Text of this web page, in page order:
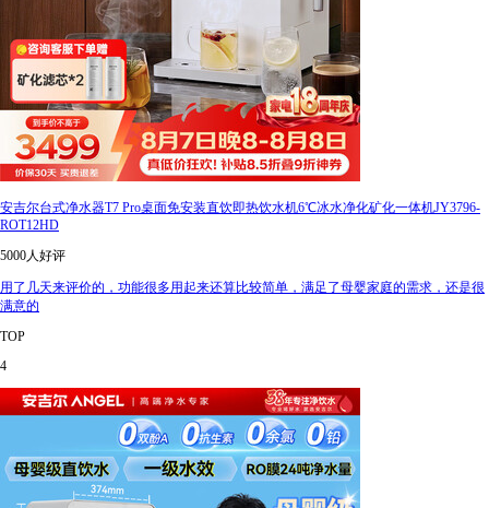
安吉尔台式净水器T7 Pro桌面免安装直饮即热饮水机6℃冰水净化矿化一体机JY3796-
ROT12HD
5000人好评
用了几天来评价的，功能很多用起来还算比较简单，满足了母婴家庭的需求，还是很
满意的
TOP
4